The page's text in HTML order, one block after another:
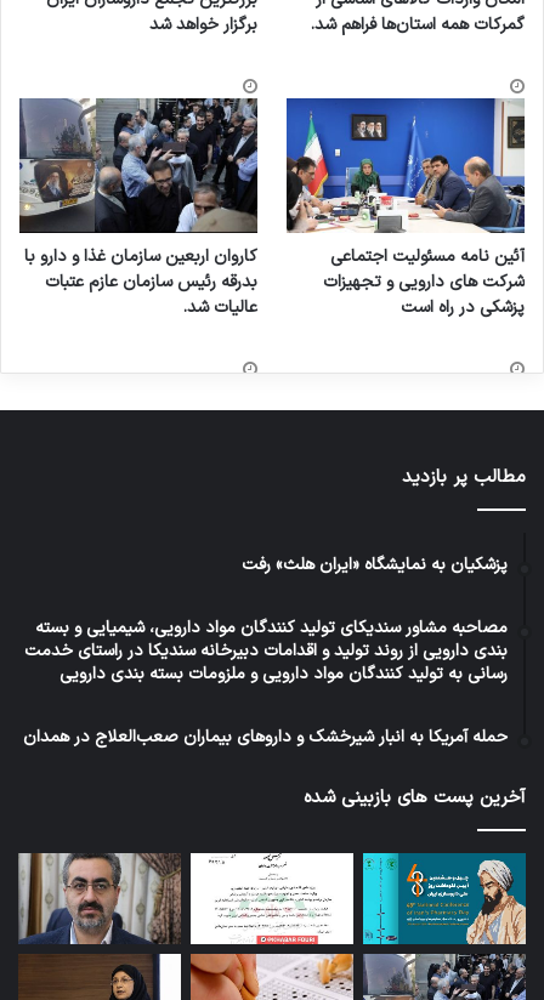
گمرکات همه استان‌ها فراهم شد.
برگزار خواهد شد
آئین نامه مسئولیت اجتماعی
شرکت های دارویی و تجهیزات
پزشکی در راه است
کاروان اربعین سازمان غذا و دارو با
بدرقه رئیس سازمان عازم عتبات
عالیات شد.
مطالب پر بازدید
پزشکیان به نمایشگاه «ایران هلث» رفت
مصاحبه مشاور سندیکای تولید کنندگان مواد دارویی، شیمیایی و بسته
بندی دارویی از روند تولید و اقدامات دبیرخانه سندیکا در راستای خدمت
رسانی به تولید کنندگان مواد دارویی و ملزومات بسته بندی دارویی
حمله آمریکا به انبار شیرخشک و داروهای بیماران صعب‌العلاج در همدان
آخرین پست های بازبینی شده